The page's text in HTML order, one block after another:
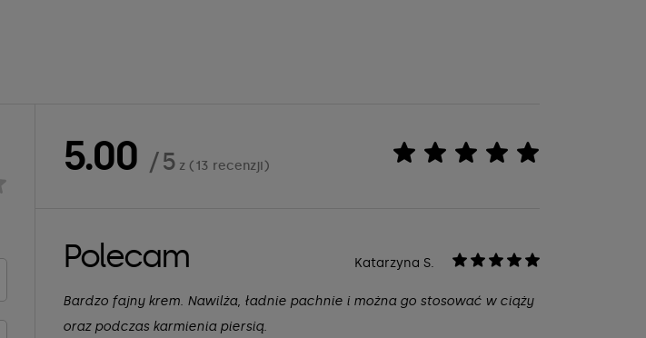
5.00 / 5 z (13 recenzji)
Katarzyna S.
Polecam
Bardzo fajny krem. Nawilża, ładnie pachnie i można go stosować w ciąży
oraz podczas karmienia piersią.